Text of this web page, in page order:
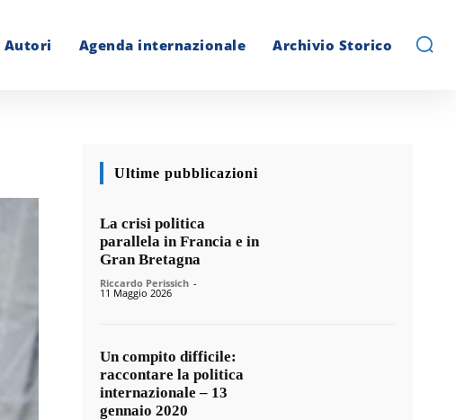
Autori Agenda internazionale Archivio Storico
Ultime pubblicazioni
La crisi politica
parallela in Francia e in
Gran Bretagna
Riccardo Perissich -
11 Maggio 2026
Un compito difficile:
raccontare la politica
internazionale – 13
gennaio 2020